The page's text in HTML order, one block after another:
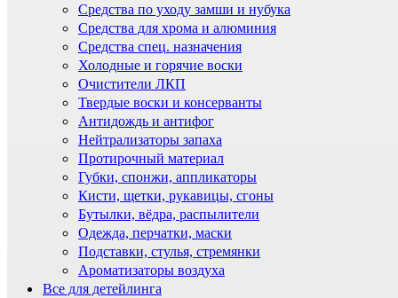
Средства по уходу замши и нубука
Средства для хрома и алюминия
Средства спец. назначения
Холодные и горячие воски
Очистители ЛКП
Твердые воски и консерванты
Антидождь и антифог
Нейтрализаторы запаха
Протирочный материал
Губки, спонжи, аппликаторы
Кисти, щетки, рукавицы, сгоны
Бутылки, вёдра, распылители
Одежда, перчатки, маски
Подставки, стулья, стремянки
Ароматизаторы воздуха
Все для детейлинга